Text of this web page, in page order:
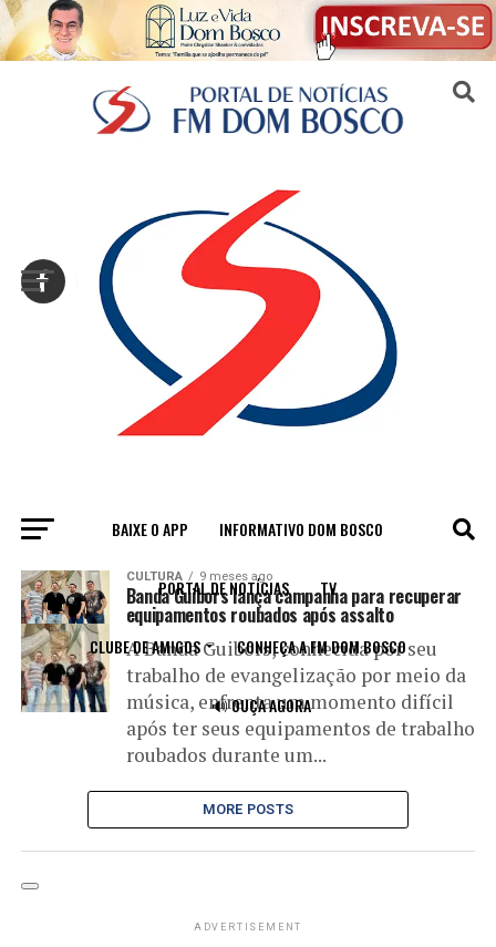
BAIXE O APP INFORMATIVO DOM BOSCO
PORTAL DE NOTÍCIAS TV
CLUBE DE AMIGOS CONHEÇA A FM DOM BOSCO
🔊 OUÇA AGORA
All posts tagged "ajuda"
CULTURA 9 meses ago
Banda Guibors lança campanha para recuperar
equipamentos roubados após assalto
A Banda Guibors, conhecida por seu
trabalho de evangelização por meio da
música, enfrenta um momento difícil
após ter seus equipamentos de trabalho
roubados durante um...
MORE POSTS
ADVERTISEMENT
Sair da versão mobile